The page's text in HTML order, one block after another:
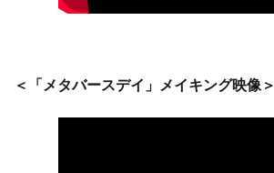
＜「メタバースデイ」メイキング映像＞